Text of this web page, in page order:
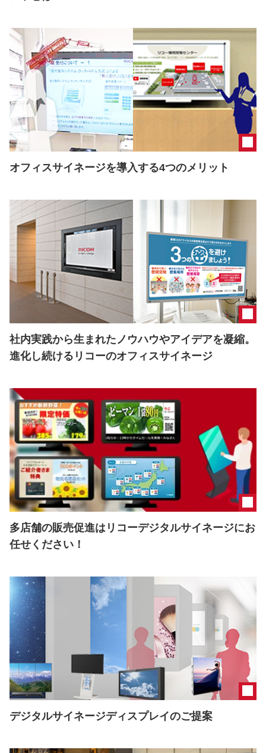
オフィスサイネージを導入する4つのメリット
社内実践から生まれたノウハウやアイデアを凝縮。
進化し続けるリコーのオフィスサイネージ
多店舗の販売促進はリコーデジタルサイネージにお
任せください！
デジタルサイネージディスプレイのご提案